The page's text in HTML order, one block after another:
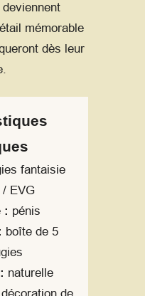
mémorable
dès leur
fantaisie
/ EVG
: pénis
boîte de 5
naturelle